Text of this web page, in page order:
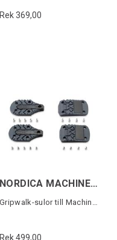
Rek 369,00
NORDICA MACHINE LINE G/WALK (22) SOLES
Gripwalk-sulor till Machine-serien 1par
Rek 499,00